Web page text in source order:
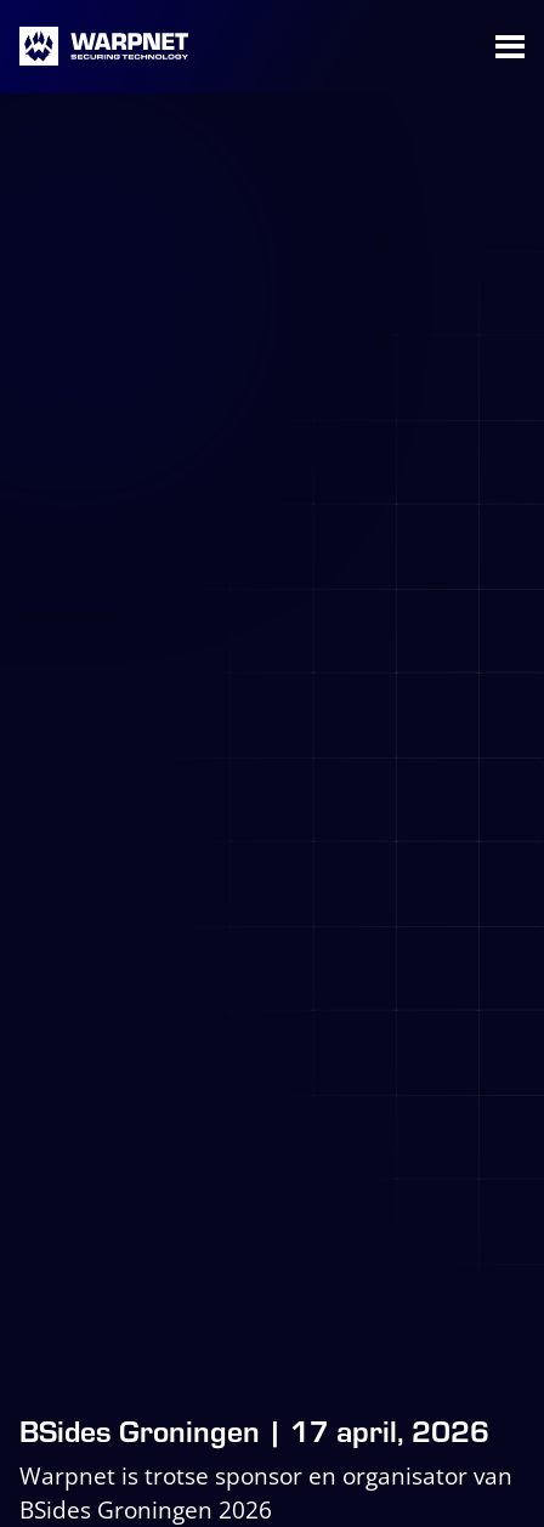
Warpnet
BSides Groningen | 17 april, 2026
Warpnet is trotse sponsor en organisator van
BSides Groningen 2026